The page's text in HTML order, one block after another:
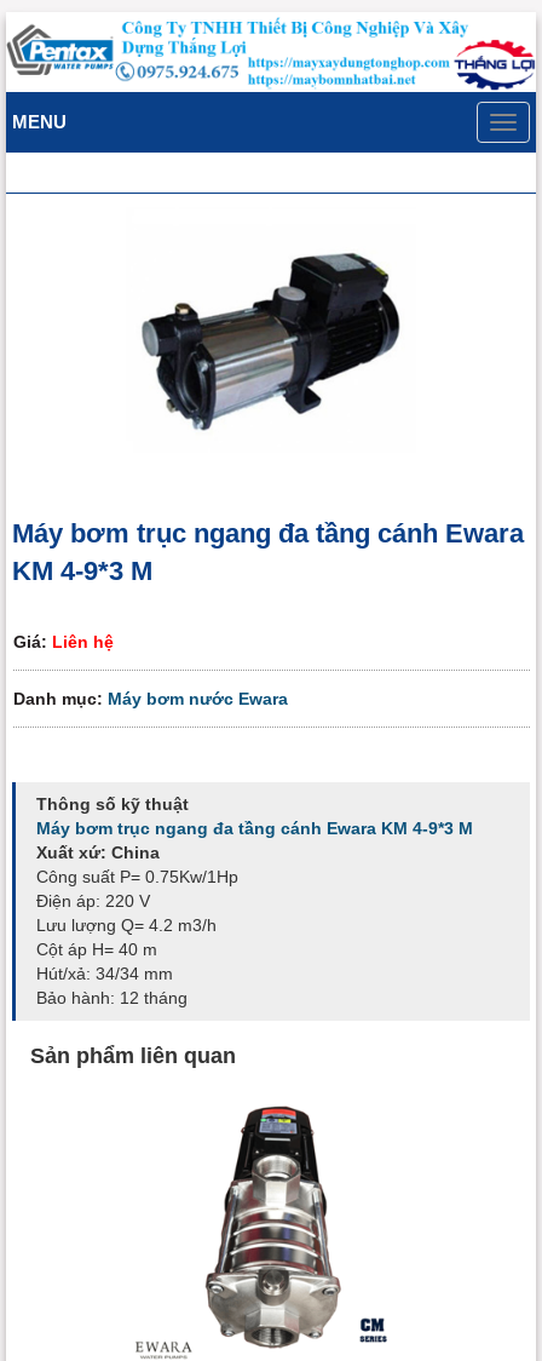
MENU
Máy bơm trục ngang đa tầng cánh Ewara
KM 4-9*3 M
Giá: Liên hệ
Danh mục: Máy bơm nước Ewara
Thông số kỹ thuật
Máy bơm trục ngang đa tầng cánh Ewara KM 4-9*3 M
Xuất xứ: China
Công suất P= 0.75Kw/1Hp
Điện áp: 220 V
Lưu lượng Q= 4.2 m3/h
Cột áp H= 40 m
Hút/xả: 34/34 mm
Bảo hành: 12 tháng
Sản phẩm liên quan